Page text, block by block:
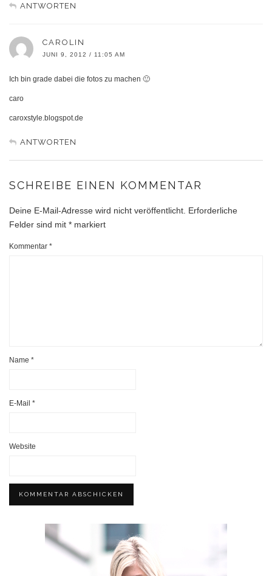
ANTWORTEN
CAROLIN
JUNI 9, 2012 / 11:05 AM
Ich bin grade dabei die fotos zu machen 🙂
caro
caroxstyle.blogspot.de
ANTWORTEN
SCHREIBE EINEN KOMMENTAR
Deine E-Mail-Adresse wird nicht veröffentlicht. Erforderliche
Felder sind mit * markiert
Kommentar *
Name *
E-Mail *
Website